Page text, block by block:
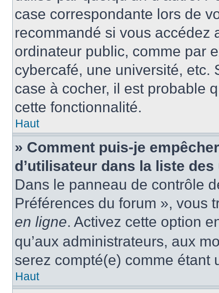
case correspondante lors de
recommandé si vous accédez
ordinateur public, comme par
cybercafé, une université, etc.
case à cocher, il est probable
cette fonctionnalité.
Haut
» Comment puis-je
d’utilisateur dans la liste
Dans le panneau de contrôle
Préférences du forum », vous
en ligne. Activez cette option
qu’aux administrateurs, aux
serez compté(e) comme étant
Haut